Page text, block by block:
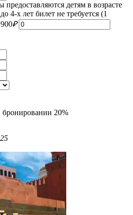
предоставляются детям в возрасте
4-х лет билет не требуется (1
900₽
бронировании 20%
25